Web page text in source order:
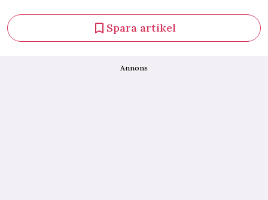
Spara artikel
Annons